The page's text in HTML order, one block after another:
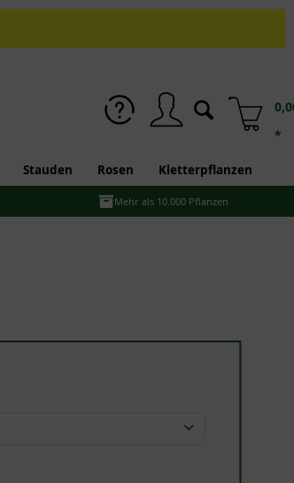
*
Stauden Rosen Kletterpflanzen
Mehr als 10.000 Pflanzen